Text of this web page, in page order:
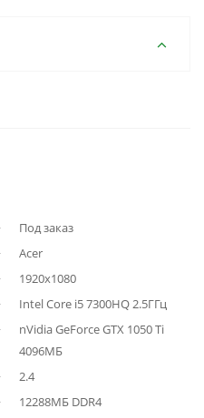
Под заказ
Acer
1920x1080
Intel Core i5 7300HQ 2.5ГГц
nVidia GeForce GTX 1050 Ti
4096МБ
2.4
12288МБ DDR4